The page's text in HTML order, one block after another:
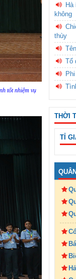
tốt nhiệm vụ
Hà
không
thùy
Tổ
THỜI
TỈ